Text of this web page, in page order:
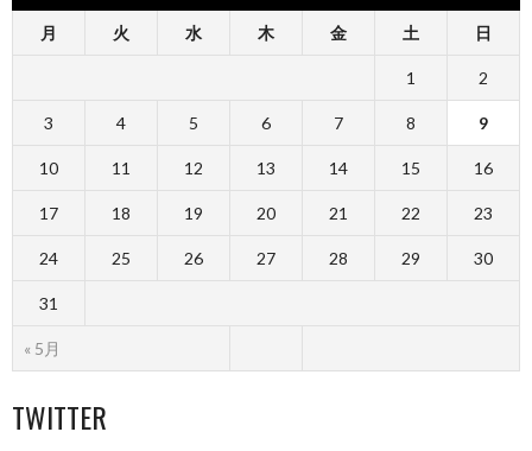
月 火 水 木 金 土 日
« 5月
1 2
3 4 5 6 7 8 9
10 11 12 13 14 15 16
17 18 19 20 21 22 23
24 25 26 27 28 29 30
31
TWITTER